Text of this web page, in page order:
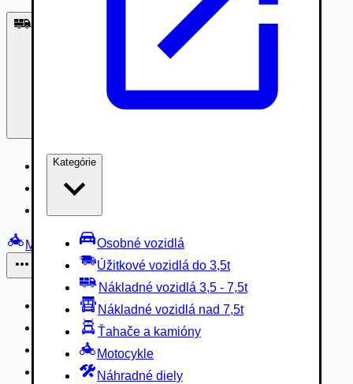
Kategórie
Osobné vozidlá
Úžitkové vozidlá do 3,5t
Nákladné vozidlá 3,5 - 7,5t
Nákladné vozidlá nad 7,5t
Ťahače a kamióny
Motocykle
Náhradné diely
Nákladné vozidlá 3,5 - 7,5t
Nákladné vozidlá nad 7,5t
Motocykle
Náhradné diely
Autobusy
Vodné/Snežné skútre, štvorkolky
Obytné prívesy autokaravany / bufety